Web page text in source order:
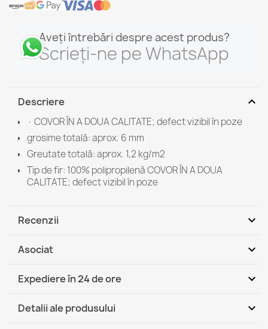
Aveți întrebări despre acest produs?
Scrieți-ne pe WhatsApp
Descriere expand_more
· COVOR ÎN A DOUA CALITATE; defect vizibil în poze
grosime totală: aprox. 6 mm
Greutate totală: aprox. 1,2 kg/m2
Tip de fir: 100% polipropilenă COVOR ÎN A DOUA
CALITATE; defect vizibil în poze
Recenzii expand_more
Asociat expand_more
Expediere în 24 de ore expand_more
DHL / GLS România - Ramburs (COD)
Detalii ale produsului expand_more